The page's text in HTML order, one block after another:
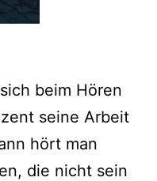
beim Hören
seine Arbeit
hört man
die nicht sein